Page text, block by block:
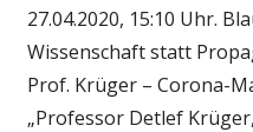
27.04.2020, 15:10 Uhr.
Wissenschaft statt
Prof. Krüger – Corona-
„Professor Detlef